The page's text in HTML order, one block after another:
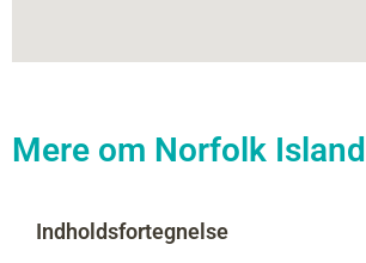
Mere om Norfolk Island
Indholdsfortegnelse